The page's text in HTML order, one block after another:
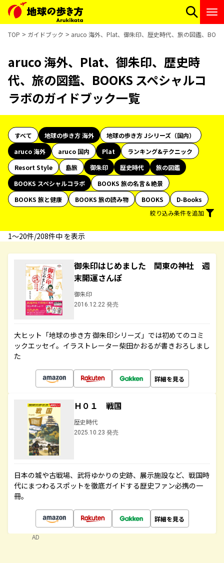
TOP ガイドブック aruco 海外、Plat、御朱印、歴史時代、旅の図鑑、
aruco 海外、Plat、御朱印、歴史時
代、旅の図鑑、BOOKS スペシャルコ
ラボのガイドブック一覧
すべて 地球の歩き方 海外
地球の歩き方 Jシリーズ（国内）
aruco 海外
aruco 国内 Plat
ランキング&テクニック
Resort Style
島旅 御朱印 歴史時代
旅の図鑑
BOOKS スペシャルコラボ
BOOKS 旅の名言＆絶景
BOOKS 旅と健康
BOOKS 旅の読み物 BOOKS
D-Books
絞り込み条件を追加
1〜20件/208件中 を表示
御朱印はじめました 関東の神社 週
末開運さんぽ
御朱印
2016.12.22 発売
大ヒット「地球の歩き方 御朱印シリーズ」では初めてのコミ
ックエッセイ。イラストレーター柴田かおるが書きおろしまし
た
詳細を見る
Ｈ０１ 戦国
歴史時代
2025.10.23 発売
日本の城や古戦場、武将ゆかりの史跡、展示施設など、戦国時
代にまつわるスポットを徹底ガイドする歴史ファン必携の一
冊。
詳細を見る
AD